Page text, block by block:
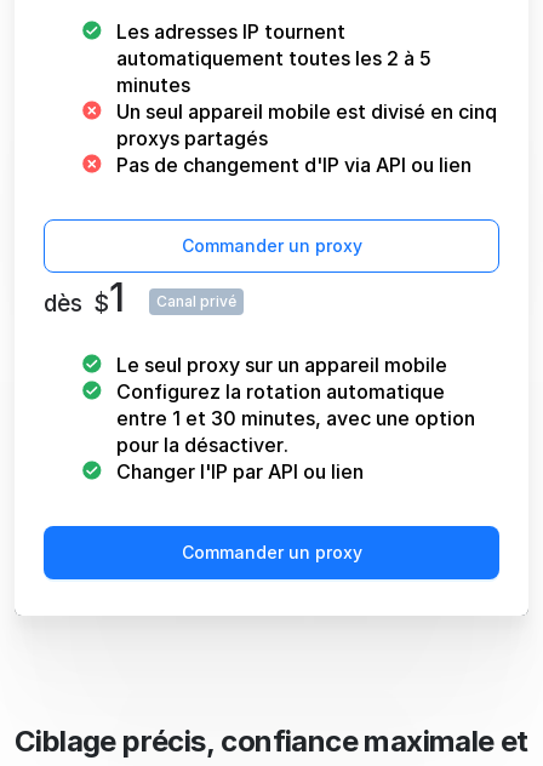
Les adresses IP tournent
automatiquement toutes les 2 à 5
minutes
Un seul appareil mobile est divisé en cinq
proxys partagés
Pas de changement d'IP via API ou lien
Commander un proxy
dès $1 Canal privé
Le seul proxy sur un appareil mobile
Configurez la rotation automatique
entre 1 et 30 minutes, avec une option
pour la désactiver.
Changer l'IP par API ou lien
Commander un proxy
Ciblage précis, confiance maximale et